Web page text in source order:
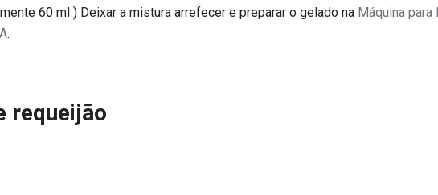
60 ml ) Deixar a mistura arrefecer e preparar o gelado na Máquina para
.
requeijão